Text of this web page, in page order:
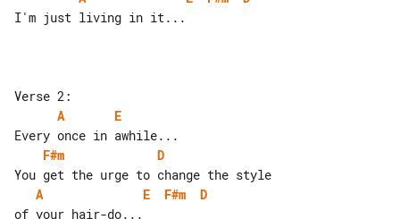
I'm just living in it...
A
E
F#m
D
A
E F#m
D